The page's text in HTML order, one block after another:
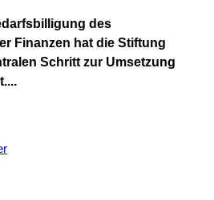
des
Finanzen hat die Stiftung
Schritt zur Umsetzung